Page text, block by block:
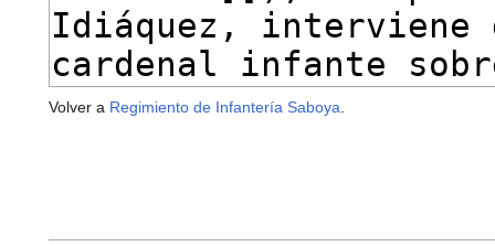
Volver a Regimiento de Infantería Saboya